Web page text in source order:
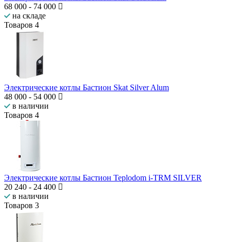
68 000 - 74 000
на складе
Товаров 4
Электрические котлы Бастион Skat Silver Alum
48 000 - 54 000
в наличии
Товаров 4
Электрические котлы Бастион Teplodom i-TRM SILVER
20 240 - 24 400
в наличии
Товаров 3